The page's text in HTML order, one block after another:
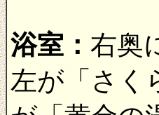
浴室： 右奥
左が「さく